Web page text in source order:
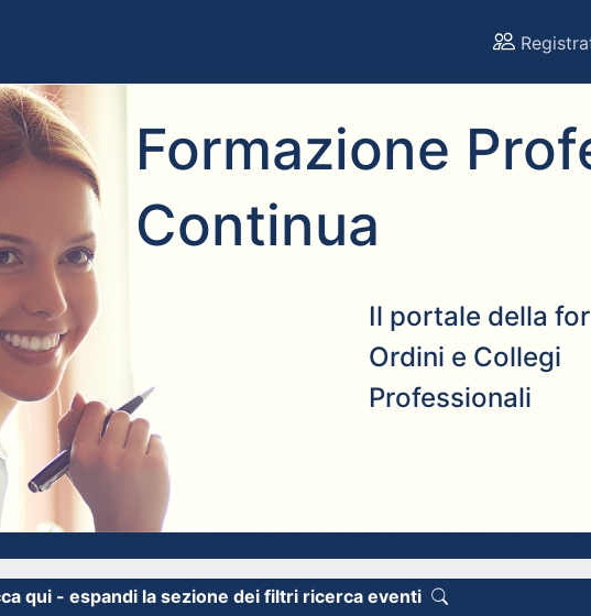
Formazione
Continua
Il portale della
Ordini e Collegi
Professionali
qui - espandi la sezione dei filtri ricerca eventi